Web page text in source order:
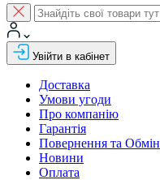
Увійти в кабінет
Доставка
Умови угоди
Про компанію
Гарантія
Повернення та Обмін
Новини
Оплата